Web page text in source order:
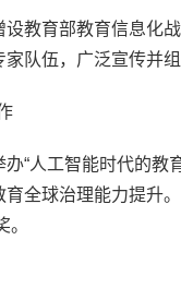
教育部教育信息化
队伍，广泛宣传并
“人工智能时代的
全球治理能力提升